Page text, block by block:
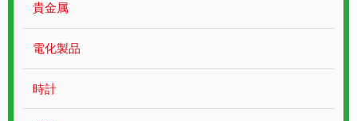
貴金属ブランド
遺品整理
お問い合わせ
貴金属
電化製品
時計